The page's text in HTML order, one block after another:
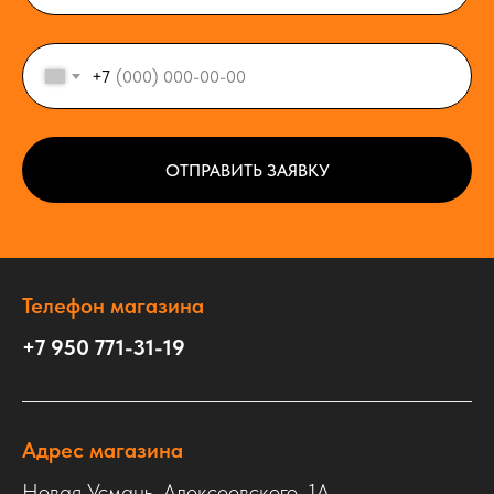
+7
ОТПРАВИТЬ ЗАЯВКУ
Телефон магазина
+7 950 771-31-19
Адрес магазина